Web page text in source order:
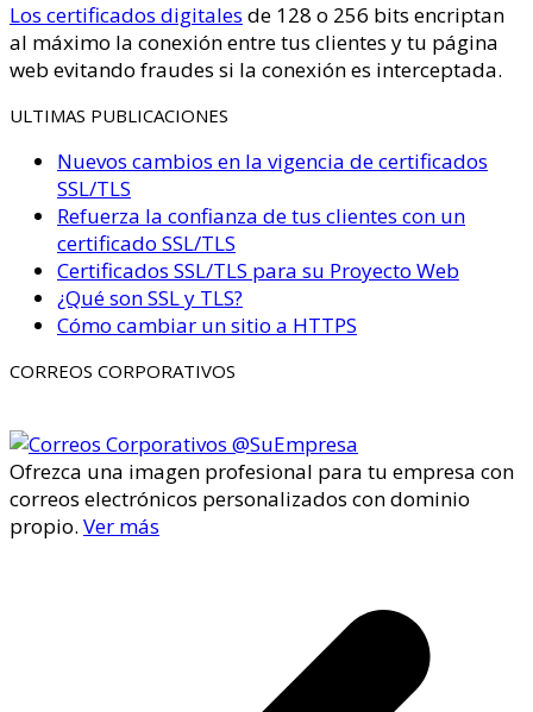
Los certificados digitales de 128 o 256 bits encriptan
al máximo la conexión entre tus clientes y tu página
web evitando fraudes si la conexión es interceptada.
ULTIMAS PUBLICACIONES
Nuevos cambios en la vigencia de certificados
SSL/TLS
Refuerza la confianza de tus clientes con un
certificado SSL/TLS
Certificados SSL/TLS para su Proyecto Web
¿Qué son SSL y TLS?
Cómo cambiar un sitio a HTTPS
CORREOS CORPORATIVOS
Ofrezca una imagen profesional para tu empresa con
correos electrónicos personalizados con dominio
propio. Ver más